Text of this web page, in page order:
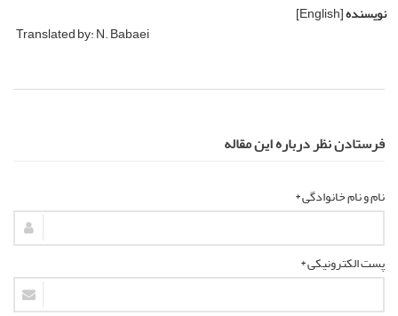
نویسنده[English]
Translated by: N. Babaei
فرستادن نظر درباره این مقاله
نام و نام خانوادگی *
پست الکترونیکی *